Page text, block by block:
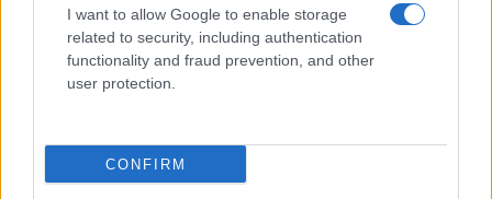
I want to allow Google to enable storage
related to security, including authentication
functionality and fraud prevention, and other
user protection.
CONFIRM
sul sito web!
* campo obbligatorio
Indirizzo email*
Privacy
Utilizziamo Mailchimp come piattaforma di
marketing. Iscrivendoti alla newsletter accetti che le